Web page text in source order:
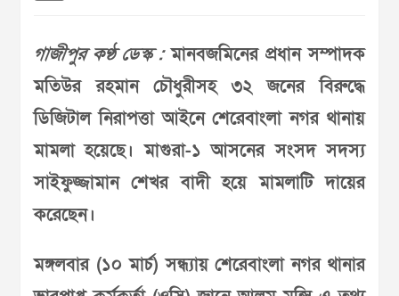
গাজীপুর কণ্ঠ ডেস্ক :মানবজমিনের প্রধান সম্পাদক
মতিউর রহমান চৌধুরীসহ ৩২ জনের বিরুদ্ধে
ডিজিটাল নিরাপত্তা আইনে শেরেবাংলা নগর থানায়
মামলা হয়েছে। মাগুরা-১ আসনের সংসদ সদস্য
সাইফুজ্জামান শেখর বাদী হয়ে মামলাটি দায়ের
করেছেন।
মঙ্গলবার (১০ মার্চ) সন্ধ্যায় শেরেবাংলা নগর থানার